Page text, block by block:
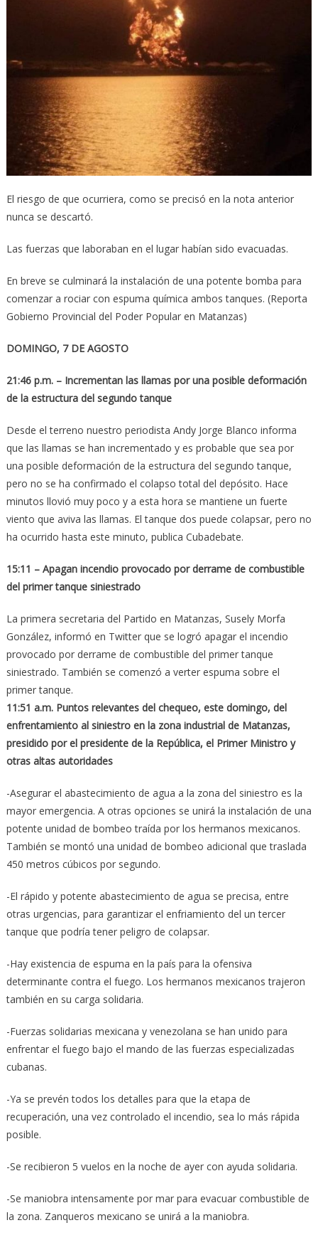
El riesgo de que ocurriera, como se precisó en la nota anterior
nunca se descartó.
Las fuerzas que laboraban en el lugar habían sido evacuadas.
En breve se culminará la instalación de una potente bomba para
comenzar a rociar con espuma química ambos tanques. (Reporta
Gobierno Provincial del Poder Popular en Matanzas)
DOMINGO, 7 DE AGOSTO
21:46 p.m. – Incrementan las llamas por una posible deformación
de la estructura del segundo tanque
Desde el terreno nuestro periodista Andy Jorge Blanco informa
que las llamas se han incrementado y es probable que sea por
una posible deformación de la estructura del segundo tanque,
pero no se ha confirmado el colapso total del depósito. Hace
minutos llovió muy poco y a esta hora se mantiene un fuerte
viento que aviva las llamas. El tanque dos puede colapsar, pero no
ha ocurrido hasta este minuto, publica Cubadebate.
15:11 – Apagan incendio provocado por derrame de combustible
del primer tanque siniestrado
La primera secretaria del Partido en Matanzas, Susely Morfa
González, informó en Twitter que se logró apagar el incendio
provocado por derrame de combustible del primer tanque
siniestrado. También se comenzó a verter espuma sobre el
primer tanque.
11:51 a.m. Puntos relevantes del chequeo, este domingo, del
enfrentamiento al siniestro en la zona industrial de Matanzas,
presidido por el presidente de la República, el Primer Ministro y
otras altas autoridades
-Asegurar el abastecimiento de agua a la zona del siniestro es la
mayor emergencia. A otras opciones se unirá la instalación de una
potente unidad de bombeo traída por los hermanos mexicanos.
También se montó una unidad de bombeo adicional que traslada
450 metros cúbicos por segundo.
-El rápido y potente abastecimiento de agua se precisa, entre
otras urgencias, para garantizar el enfriamiento del un tercer
tanque que podría tener peligro de colapsar.
-Hay existencia de espuma en la país para la ofensiva
determinante contra el fuego. Los hermanos mexicanos trajeron
también en su carga solidaria.
-Fuerzas solidarias mexicana y venezolana se han unido para
enfrentar el fuego bajo el mando de las fuerzas especializadas
cubanas.
-Ya se prevén todos los detalles para que la etapa de
recuperación, una vez controlado el incendio, sea lo más rápida
posible.
-Se recibieron 5 vuelos en la noche de ayer con ayuda solidaria.
-Se maniobra intensamente por mar para evacuar combustible de
la zona. Zanqueros mexicano se unirá a la maniobra.